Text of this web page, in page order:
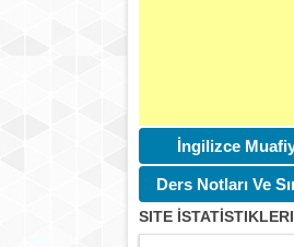
İngilizce
Ders Notları Ve
SITE İSTATİSTIKLERI